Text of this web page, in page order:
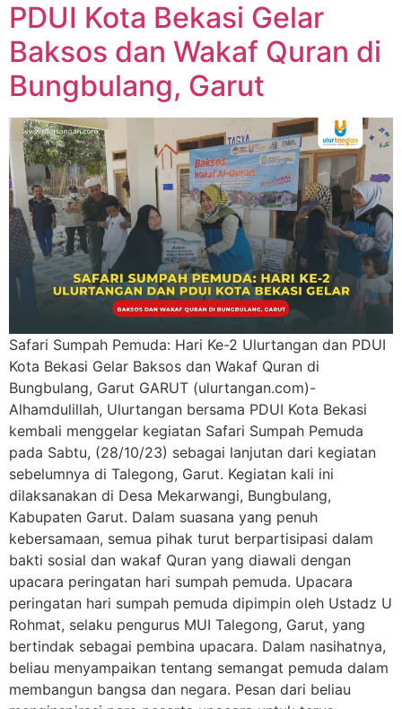
PDUI Kota Bekasi Gelar
Baksos dan Wakaf Quran di
Bungbulang, Garut
Safari Sumpah Pemuda: Hari Ke-2 Ulurtangan dan PDUI
Kota Bekasi Gelar Baksos dan Wakaf Quran di
Bungbulang, Garut GARUT (ulurtangan.com)-
Alhamdulillah, Ulurtangan bersama PDUI Kota Bekasi
kembali menggelar kegiatan Safari Sumpah Pemuda
pada Sabtu, (28/10/23) sebagai lanjutan dari kegiatan
sebelumnya di Talegong, Garut. Kegiatan kali ini
dilaksanakan di Desa Mekarwangi, Bungbulang,
Kabupaten Garut. Dalam suasana yang penuh
kebersamaan, semua pihak turut berpartisipasi dalam
bakti sosial dan wakaf Quran yang diawali dengan
upacara peringatan hari sumpah pemuda. Upacara
peringatan hari sumpah pemuda dipimpin oleh Ustadz U
Rohmat, selaku pengurus MUI Talegong, Garut, yang
bertindak sebagai pembina upacara. Dalam nasihatnya,
beliau menyampaikan tentang semangat pemuda dalam
membangun bangsa dan negara. Pesan dari beliau